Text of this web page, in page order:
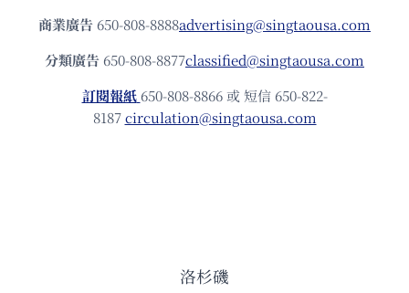
商業廣告 650-808-8888advertising@singtaousa.com
分類廣告 650-808-8877classified@singtaousa.com
訂閱報紙 650-808-8866 或 短信 650-822-
8187circulation@singtaousa.com
洛杉磯